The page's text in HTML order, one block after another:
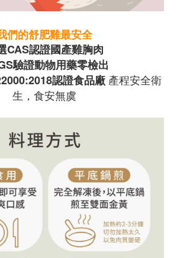
們的舒肥雞最安全
CAS認證國產雞胸肉
驗證動物用藥零檢出
認證食品廠產程安全衛
生，食安無虞